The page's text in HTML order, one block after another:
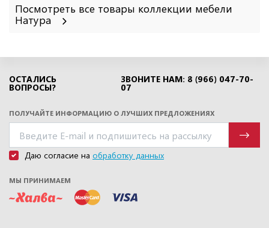
Посмотреть все товары коллекции мебели
Натура
ОСТАЛИСЬ
ВОПРОСЫ?
ЗВОНИТЕ НАМ: 8 (966) 047-70-
07
ПОЛУЧАЙТЕ ИНФОРМАЦИЮ О ЛУЧШИХ ПРЕДЛОЖЕНИЯХ
Даю согласие на обработку данных
МЫ ПРИНИМАЕМ